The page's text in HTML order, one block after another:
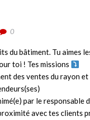
0
du bâtiment. Tu aimes
toi ! Tes missions
des ventes du rayon
par le responsable
avec tes clients